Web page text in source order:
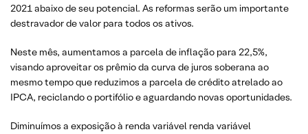
2021 abaixo de seu potencial. As reformas serão um importante
destravador de valor para todos os ativos.
Neste mês, aumentamos a parcela de inflação para 22,5%,
visando aproveitar os prêmio da curva de juros soberana ao
mesmo tempo que reduzimos a parcela de crédito atrelado ao
IPCA, reciclando o portifólio e aguardando novas oportunidades.
Diminuímos a exposição à renda variável renda variável